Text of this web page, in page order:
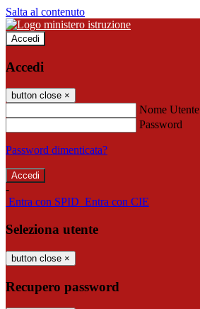
Salta al contenuto
Accedi
Accedi
button close ×
Nome Utente
Password
Password dimenticata?
-
Entra con SPID Entra con CIE
Seleziona utente
button close ×
Recupero password